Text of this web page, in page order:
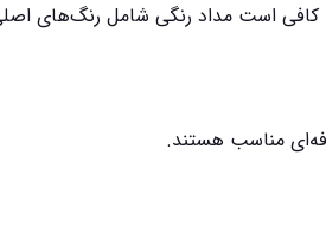
کافی است مداد رنگی شامل رنگ‌های